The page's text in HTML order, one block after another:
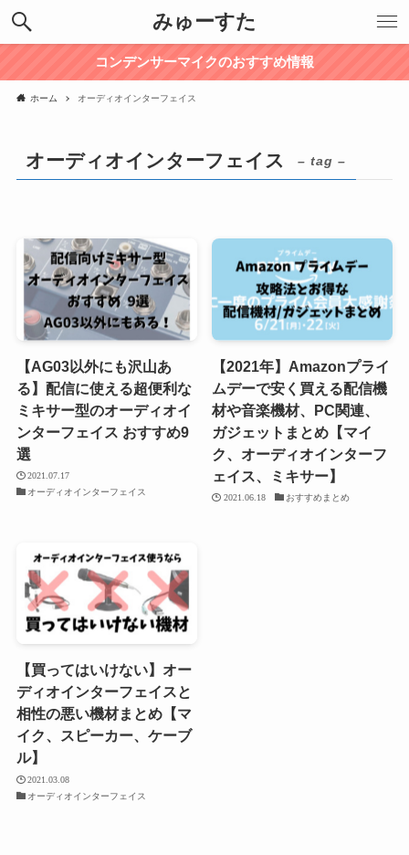
みゅーすた
コンデンサーマイクのおすすめ情報
ホーム オーディオインターフェイス
オーディオインターフェイス – tag –
【AG03以外にも沢山あ
る】配信に使える超便利な
ミキサー型のオーディオイ
ンターフェイス おすすめ9
選
2021.07.17
オーディオインターフェイス
【2021年】Amazonプライ
ムデーで安く買える配信機
材や音楽機材、PC関連、
ガジェットまとめ【マイ
ク、オーディオインターフ
ェイス、ミキサー】
2021.06.18 おすすめまとめ
【買ってはいけない】オー
ディオインターフェイスと
相性の悪い機材まとめ【マ
イク、スピーカー、ケーブ
ル】
2021.03.08
オーディオインターフェイス